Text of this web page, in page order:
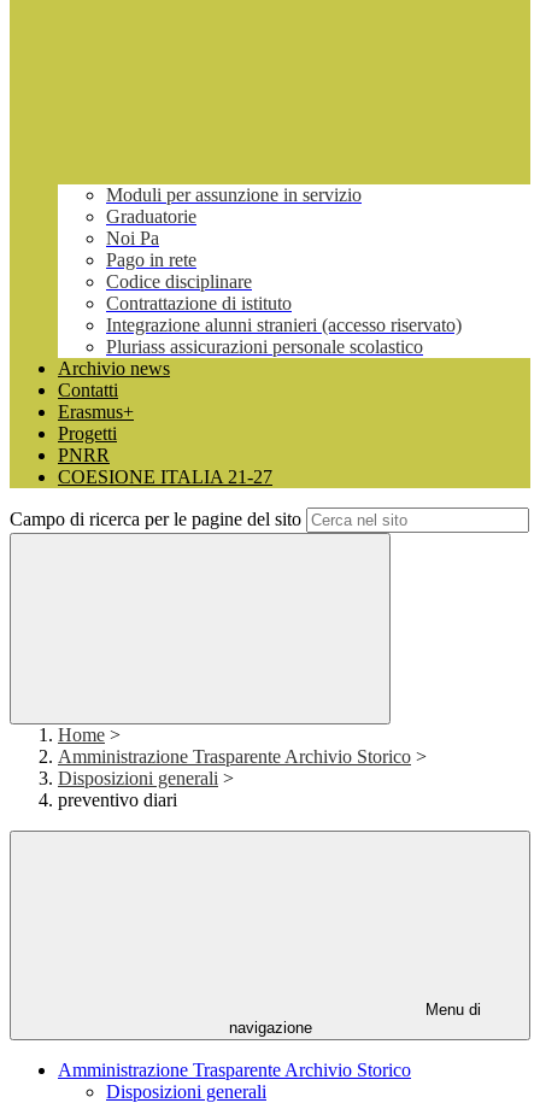
Moduli per assunzione in servizio
Graduatorie
Noi Pa
Pago in rete
Codice disciplinare
Contrattazione di istituto
Integrazione alunni stranieri (accesso riservato)
Pluriass assicurazioni personale scolastico
Archivio news
Contatti
Erasmus+
Progetti
PNRR
COESIONE ITALIA 21-27
Campo di ricerca per le pagine del sito
Home >
Amministrazione Trasparente Archivio Storico >
Disposizioni generali >
preventivo diari
Menu di
navigazione
Amministrazione Trasparente Archivio Storico
Disposizioni generali